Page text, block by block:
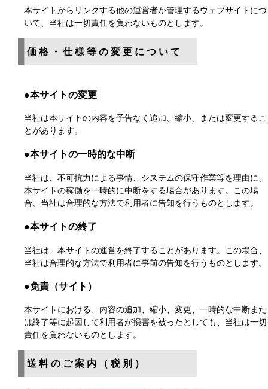
本サイトからリンクする他の運営者が管理するウェブサイトにつ
いて、当社は一切責任を負わないものとします。
価格・仕様等の変更について
●本サイトの変更
当社は本サイトの内容を予告なく追加、縮小、または変更するこ
とがあります。
●本サイトの一時的な中断
当社は、不可抗力による事情、システムの保守作業等を理由に、
本サイトの稼働を一時的に中断をする場合があります。この場
合、当社は合理的な方法で利用者に告知を行うものとします。
●本サイトの終了
当社は、本サイトの運営を終了することがあります。この場合、
当社は合理的な方法で利用者に事前の告知を行うものとします。
●免責（サイト）
本サイトにおける、内容の追加、縮小、変更、一時的な中断また
は終了等に起因して利用者が損害を被ったとしても、当社は一切
責任を負わないものとします。
送料のご案内（税別）